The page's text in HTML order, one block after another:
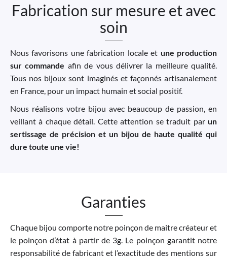
Fabrication sur mesure et avec
soin
Nous favorisons une fabrication locale et une production
sur commande afin de vous délivrer la meilleure qualité.
Tous nos bijoux sont imaginés et façonnés artisanalement
en France, pour un impact humain et social positif.
Nous réalisons votre bijou avec beaucoup de passion, en
veillant à chaque détail. Cette attention se traduit par un
sertissage de précision et un bijou de haute qualité qui
dure toute une vie!
Garanties
Chaque bijou comporte notre poinçon de maitre créateur et
le poinçon d’état à partir de 3g. Le poinçon garantit notre
responsabilité de fabricant et l’exactitude des mentions sur